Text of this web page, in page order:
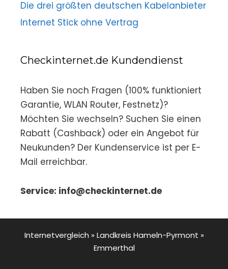
Die drei größten deutschen Kabelanbieter
Internet Stick ohne Vertrag
Checkinternet.de Kundendienst
Haben Sie noch Fragen (100% funktioniert
Garantie, WLAN Router, Festnetz)?
Möchten Sie wechseln? Suchen Sie einen
Rabatt (Cashback) oder ein Angebot für
Neukunden? Der Kundenservice ist per E-
Mail erreichbar.
Service: info@checkinternet.de
Internetvergleich » Landkreis Hameln-Pyrmont »
Emmerthal